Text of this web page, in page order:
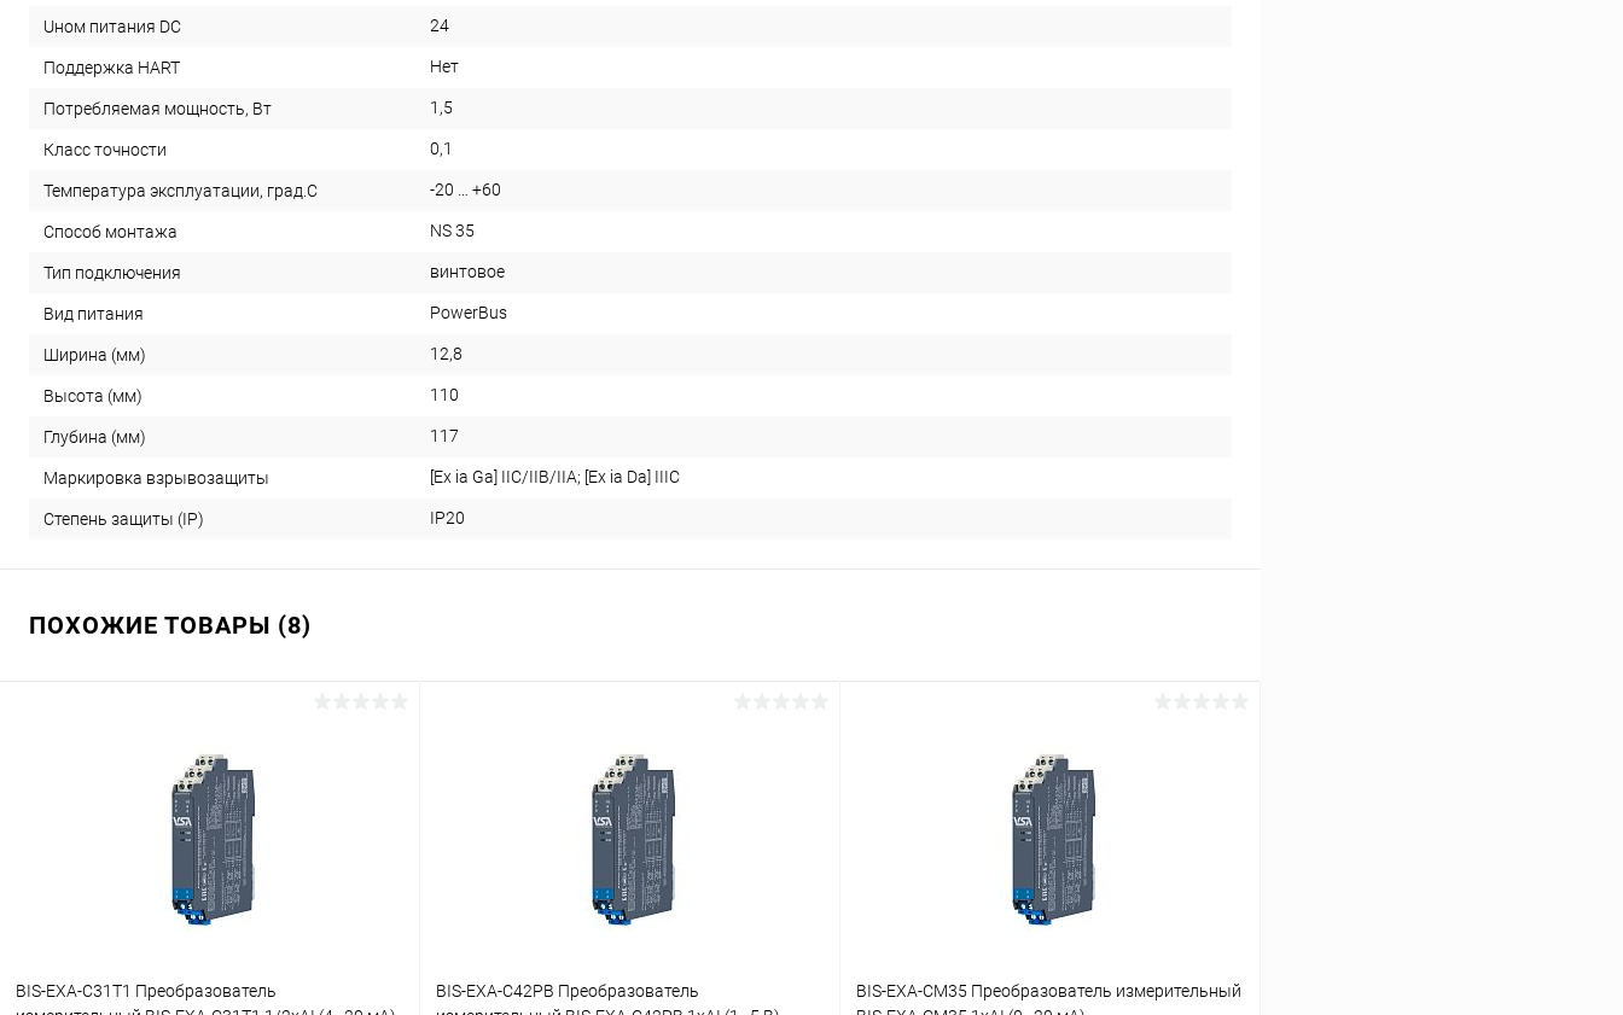
Uном питания DC 24
Поддержка HART Нет
Потребляемая мощность, Вт 1,5
Класс точности 0,1
Температура эксплуатации, град.С -20 … +60
Способ монтажа NS 35
Тип подключения винтовое
Вид питания PowerBus
Ширина (мм) 12,8
Высота (мм) 110
Глубина (мм) 117
Маркировка взрывозащиты [Ex ia Ga] IIC/IIB/IIA; [Ex ia Da] IIIC
Степень защиты (IP) IP20
ПОХОЖИЕ ТОВАРЫ (8)
BIS-EXA-C31T1 Преобразователь
BIS-EXA-C42PB Преобразователь
BIS-EXA-CM35 Преобразователь измерительный